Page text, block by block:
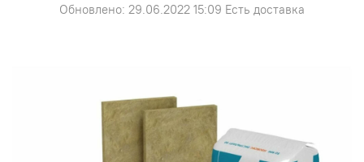
Обновлено: 29.06.2022 15:09 Есть доставка